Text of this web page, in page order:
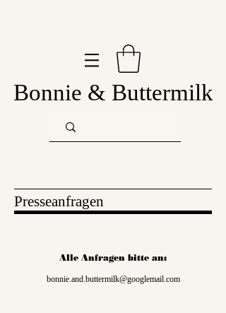
Bonnie & Buttermilk
Presseanfragen
Alle Anfragen bitte an:
bonnie.and.buttermilk@googlemail.com